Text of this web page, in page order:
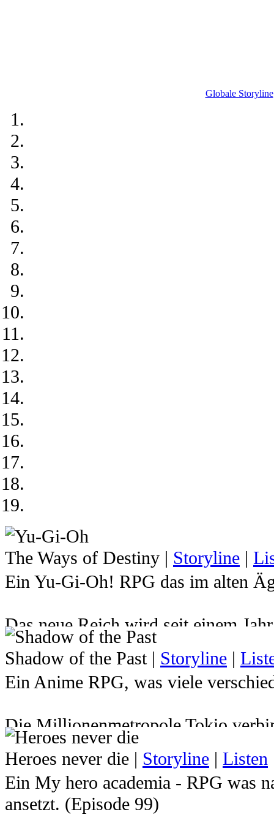
Globale Storyline
The Ways of Destiny | Storyline |
Ein Yu-Gi-Oh! RPG das im alten
Das neue Reich wird seit einem
Atemu den Herrscher über das
hat. Dadurch wurde der junge
Milleniumspuzzles gesperrt und
Jahren von Atemu verabschieden
ewigen Ruhe gerissen um die Welt
braucht er seine Freunde, die ihm
wird er auch einige überraschende
Kommst du nach Ägypten und
Shadow of the Past| Storyline |
Ein Anime RPG, was viele
Die Millionenmetropole Tokio
kurzem vielleicht noch gar nichts
herrschen wie die Gerechtigkeit in
Straßennetzen. Immer in stetem
Diebe, Schüler, Detektive,
Heroes never die | Storyline | Listen
Ein My hero academia - RPG was
ansetzt. (Episode 99)